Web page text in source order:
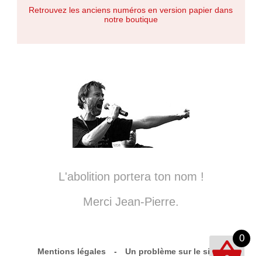
Retrouvez les anciens numéros en version papier dans
notre boutique
L'abolition portera ton nom !
Merci Jean-Pierre.
Mentions légales - Un problème sur le site ?
0